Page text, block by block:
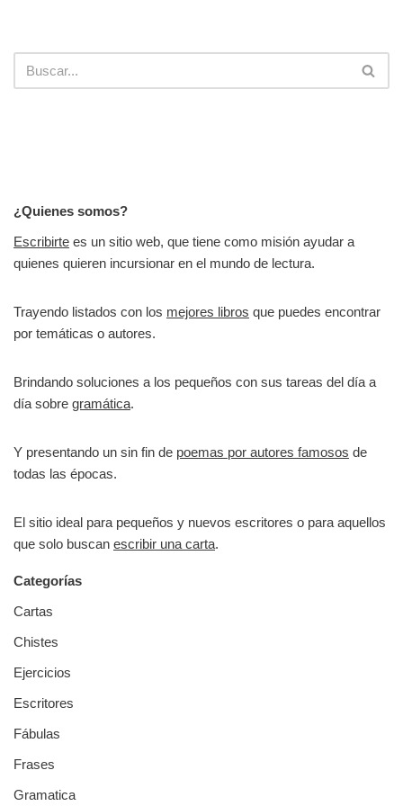
¿Quienes somos?
Escribirte es un sitio web, que tiene como misión ayudar a
quienes quieren incursionar en el mundo de lectura.
Trayendo listados con los mejores libros que puedes encontrar
por temáticas o autores.
Brindando soluciones a los pequeños con sus tareas del día a
día sobre gramática.
Y presentando un sin fin de poemas por autores famosos de
todas las épocas.
El sitio ideal para pequeños y nuevos escritores o para aquellos
que solo buscan escribir una carta.
Categorías
Cartas
Chistes
Ejercicios
Escritores
Fábulas
Frases
Gramatica